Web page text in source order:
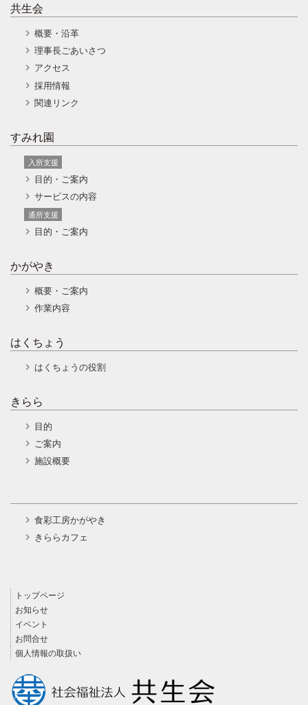
共生会
概要・沿革
理事長ごあいさつ
アクセス
採用情報
関連リンク
すみれ園
入所支援
目的・ご案内
サービスの内容
通所支援
目的・ご案内
かがやき
概要・ご案内
作業内容
はくちょう
はくちょうの役割
きらら
目的
ご案内
施設概要
食彩工房かがやき
きららカフェ
トップページ
お知らせ
イベント
お問合せ
個人情報の取扱い